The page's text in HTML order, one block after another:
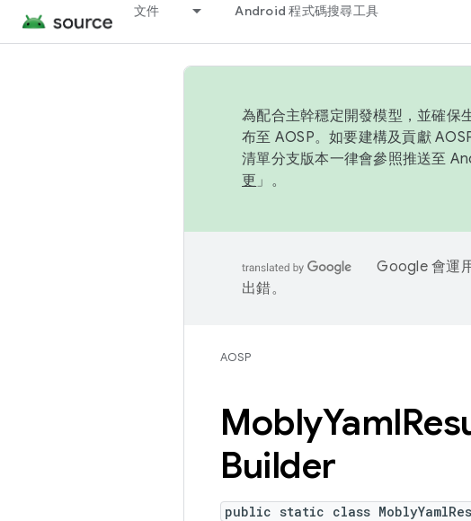
文件 Android 程式碼搜尋工具
為配合主幹穩定開發模型，並確保
布至 AOSP。如要建構及貢獻
清單分支版本一律會參照推送至
更 」。
Google 會運
出錯。
AOSP
MoblyYaml
Builder
public static class